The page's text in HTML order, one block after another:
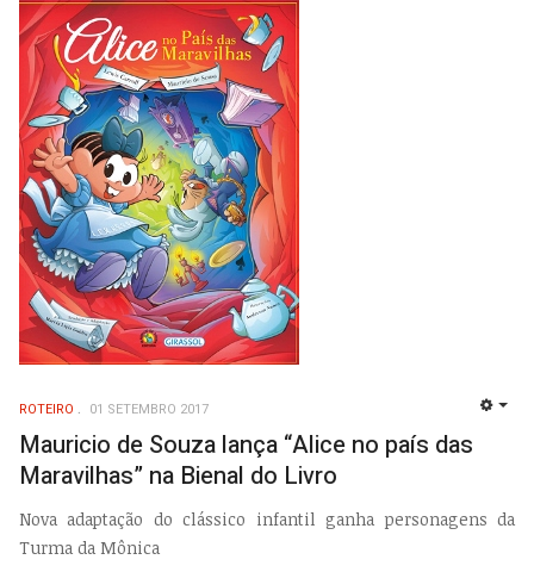
ROTEIRO 01 SETEMBRO 2017
Mauricio de Souza lança “Alice no país das
Maravilhas” na Bienal do Livro
Nova adaptação do clássico infantil ganha personagens da
Turma da Mônica